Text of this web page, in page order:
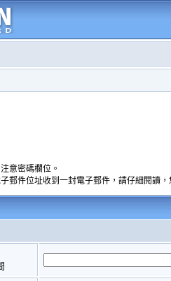
意密碼欄位。
郵件位址收到一封電子郵件，請仔細閱讀